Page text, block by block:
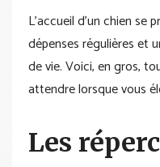
L’accueil d’un chien se
dépenses régulières et
de vie. Voici, en gros,
attendre lorsque vous
Les